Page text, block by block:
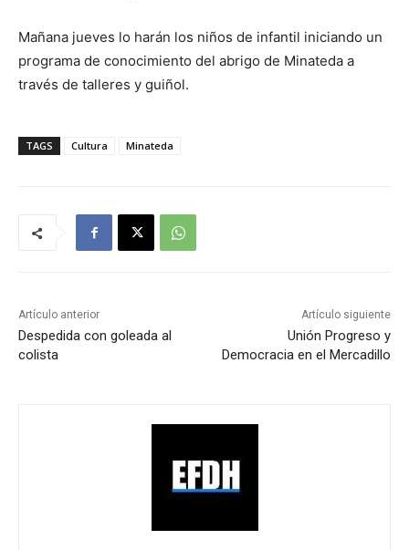
Mañana jueves lo harán los niños de infantil iniciando un
programa de conocimiento del abrigo de Minateda a
través de talleres y guiñol.
TAGS Cultura Minateda
Artículo anterior
Despedida con goleada al
colista
Artículo siguiente
Unión Progreso y
Democracia en el Mercadillo